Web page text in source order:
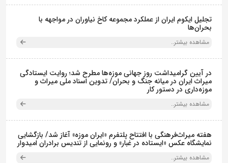
تجلیل ایکوم ایران از عملکرد مجموعه کاخ نیاوران در مواجهه با
بحران‌ها
مشاهده بیشتر..
در آیین گرامیداشت روز جهانی موزه‌ها مطرح شد؛ روایت ایستادگی
میراث ایران در میانه جنگ و بحران/ تدوین اسناد ملی میراث و
موزه‌داری در دستور کار
مشاهده بیشتر..
هفته میراث‌فرهنگی با افتتاح پلتفرم «ایران موزه» آغاز شد/ بازگشایی
نمایشگاه عکس «ایستاده در غبار» و رونمایی از تندیس برادران امیدوار
مشاهده بیشتر..